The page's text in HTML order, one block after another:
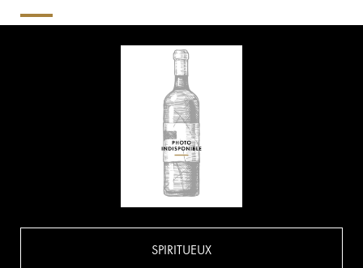
SPIRITUEUX